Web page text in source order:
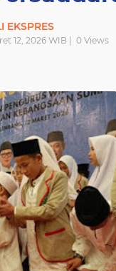
EKSPRES
12, 2026 WIB | 0Views